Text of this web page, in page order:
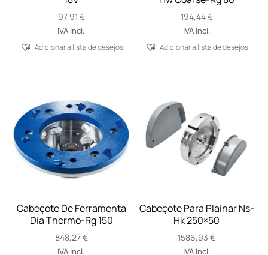
97,91 €
IVA Incl.
Adicionar á lista de desejos
194,44€
IVA Incl.
Adicionar á lista de desejos
Cabeçote De Ferramenta
Dia Thermo-Rg 150
848,27€
IVA Incl.
Cabeçote Para Plainar Ns-
Hk 250×50
1586,93€
IVA Incl.